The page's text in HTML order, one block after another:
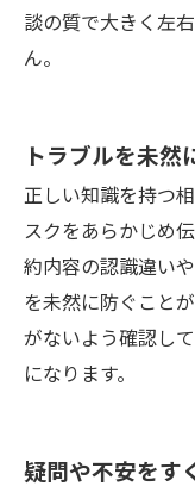
談の質で大きく左
ん。
トラブルを未然
正しい知識を持つ
スクをあらかじめ
約内容の認識違い
を未然に防ぐこと
がないよう確認し
になります。
疑問や不安をす